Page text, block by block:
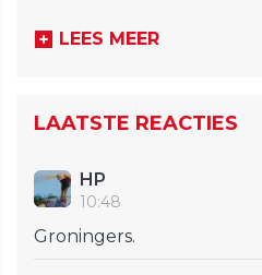
LEES MEER
LAATSTE REACTIES
HP
10:48
Groningers.